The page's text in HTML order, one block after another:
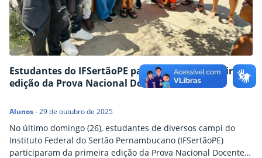
Estudantes do IFSertãoPE participam da primeira
edição da Prova Nacional Docente
Alunos-29 de outubro de 2025
No último domingo (26), estudantes de diversos campi do
Instituto Federal do Sertão Pernambucano (IFSertãoPE)
participaram da primeira edição da Prova Nacional Docente